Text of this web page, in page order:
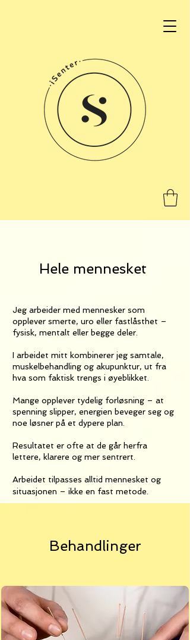
Hele mennesket
Jeg arbeider med mennesker som
opplever smerte, uro eller fastlåsthet –
fysisk, mentalt eller begge deler.
I arbeidet mitt kombinerer jeg samtale,
muskelbehandling og akupunktur, ut fra
hva som faktisk trengs i øyeblikket.
Mange opplever tydelig forløsning – at
spenning slipper, energien beveger seg og
noe løsner på et dypere plan.
Resultatet er ofte at de går herfra
lettere, klarere og mer sentrert.
Arbeidet tilpasses alltid mennesket og
situasjonen – ikke en fast metode.
Behandlinger